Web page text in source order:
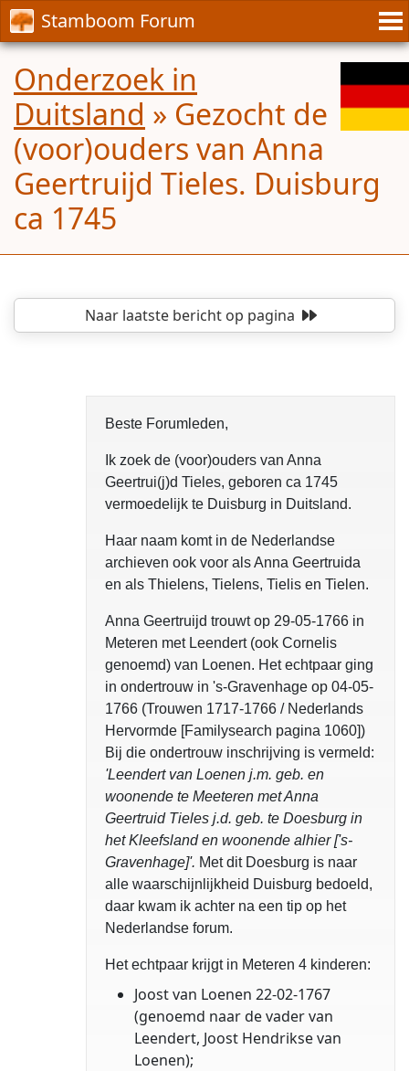
Stamboom Forum
Onderzoek in
Duitsland » Gezocht de
(voor)ouders van Anna
Geertruijd Tieles. Duisburg
ca 1745
Naar laatste berichtop pagina
Beste Forumleden,
Ik zoek de (voor)ouders van Anna
Geertrui(j)d Tieles, geboren ca 1745
vermoedelijk te Duisburg in Duitsland.
Haar naam komt in de Nederlandse
archieven ook voor als Anna Geertruida
en als Thielens, Tielens, Tielis en Tielen.
Anna Geertruijd trouwt op 29-05-1766 in
Meteren met Leendert (ook Cornelis
genoemd) van Loenen. Het echtpaar ging
in ondertrouw in 's-Gravenhage op 04-05-
1766 (Trouwen 1717-1766 / Nederlands
Hervormde [Familysearch pagina 1060])
Bij die ondertrouw inschrijving is vermeld:
'Leendert van Loenen j.m. geb. en
woonende te Meeteren met Anna
Geertruid Tieles j.d. geb. te Doesburg in
het Kleefsland en woonende alhier ['s-
Gravenhage]'. Met dit Doesburg is naar
alle waarschijnlijkheid Duisburg bedoeld,
daar kwam ik achter na een tip op het
Nederlandse forum.
Het echtpaar krijgt in Meteren 4 kinderen:
Joost van Loenen 22-02-1767
(genoemd naar de vader van
Leendert, Joost Hendrikse van
Loenen);